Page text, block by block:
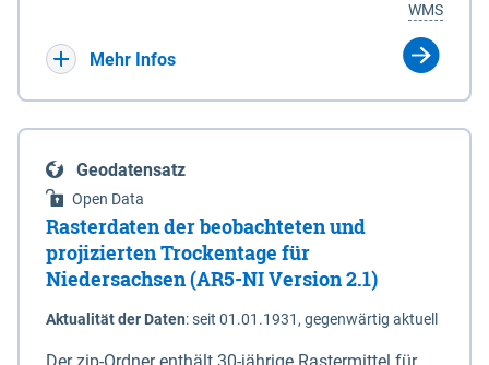
Eigenschaft eines Sperrwerkes durch Widmung, die
die Deichbehörde durch Verordnung ausspricht.
sowie Status der bestehenden Wolfsterritorien im
laufenden Monitoringjahr.
WMS
Mehr Infos
Geodatensatz
Open Data
Rasterdaten der beobachteten und
projizierten Trockentage für
Niedersachsen (AR5-NI Version 2.1)
Aktualität der Daten:seit 01.01.1931, gegenwärtig aktuell